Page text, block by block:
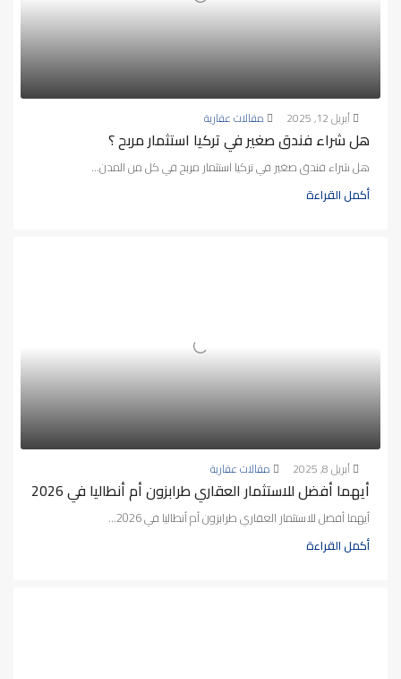
أبريل 12, 2025 مقالات عقارية
هل شراء فندق صغير في تركيا استثمار مربح ؟
هل شراء فندق صغير في تركيا استثمار مربح في كل من المدن...
أكمل القراءة
أبريل 8, 2025 مقالات عقارية
أيهما أفضل للاستثمار العقاري طرابزون أم أنطاليا في 2026
أيهما أفضل للاستثمار العقاري طرابزون أم أنطاليا في 2026...
أكمل القراءة